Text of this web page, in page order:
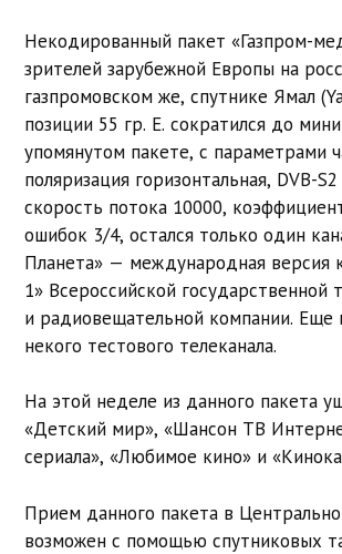
Некодированный пакет «Газпром-
зрителей зарубежной Европы на
газпромовском же, спутнике Ямал
позиции 55 гр. E. сократился до
упомянутом пакете, с параметрами
поляризация горизонтальная, DVB-S2
скорость потока 10000,
ошибок 3/4, остался только один
Планета» — международная версия
1» Всероссийской государственной
и радиовещательной компании. Еще
некого тестового телеканала.
На этой неделе из данного пакета
«Детский мир», «Шансон ТВ
сериала», «Любимое кино» и
Прием данного пакета в
возможен с помощью спутниковых